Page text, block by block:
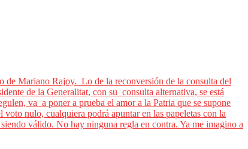
de Mariano Rajoy. Lo de la reconversión de la consulta del
de la Generalitat, con su consulta alternativa, se está
va a poner a prueba el amor a la Patria que se supone
nulo, cualquiera podrá apuntar en las papeletas con la
válido. No hay ninguna regla en contra. Ya me imagino a